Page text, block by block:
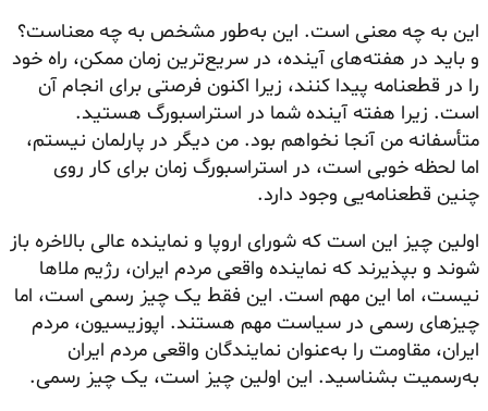
این به چه معنی است. این به‌طور مشخص به چه معناست؟
و باید در هفته‌های آینده، در سریع‌ترین زمان ممکن، راه خود
را در قطعنامه پیدا کنند، زیرا اکنون فرصتی برای انجام آن
است. زیرا هفته آینده شما در استراسبورگ هستید.
متأسفانه من آنجا نخواهم بود. من دیگر در پارلمان نیستم،
اما لحظه خوبی است، در استراسبورگ زمان برای کار روی
چنین قطعنامه‌یی وجود دارد.
اولین چیز این است که شورای اروپا و نماینده عالی بالاخره باز
شوند و بپذیرند که نماینده واقعی مردم ایران، رژیم ملاها
نیست، اما این مهم است. این فقط یک چیز رسمی است، اما
چیزهای رسمی در سیاست مهم هستند. اپوزیسیون، مردم
ایران، مقاومت را به‌عنوان نمایندگان واقعی مردم ایران
به‌رسمیت بشناسید. این اولین چیز است، یک چیز رسمی.